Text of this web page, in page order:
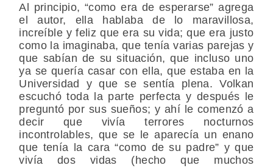
Al principio, “como era de esperarse” agrega
el autor, ella hablaba de lo maravillosa,
increíble y feliz que era su vida; que era justo
como la imaginaba, que tenía varias parejas y
que sabían de su situación, que incluso uno
ya se quería casar con ella, que estaba en la
Universidad y que se sentía plena. Volkan
escuchó toda la parte perfecta y después le
preguntó por sus sueños; y ahí le comenzó a
decir que vivía terrores nocturnos
incontrolables, que se le aparecía un enano
que tenía la cara “como de su padre” y que
vivía dos vidas (hecho que muchos